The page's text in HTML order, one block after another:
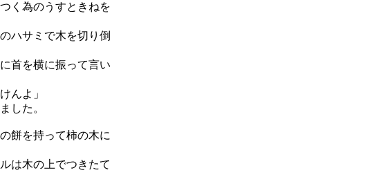
く為のうすときねを
ハサミで木を切り倒
首を横に振って言い
んよ」
した。
餅を持って柿の木に
は木の上でつきたて